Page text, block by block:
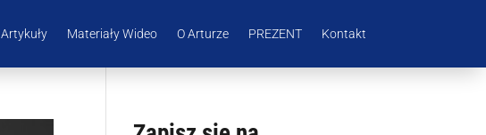
Artykuły Materiały Wideo O Arturze PREZENT Kontakt